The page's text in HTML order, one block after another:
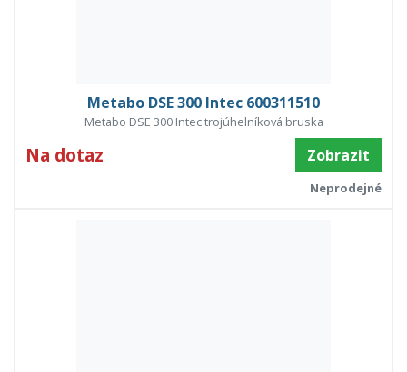
Metabo DSE 300 Intec 600311510
Metabo DSE 300 Intec trojúhelníková bruska
Na dotaz Zobrazit
Neprodejné